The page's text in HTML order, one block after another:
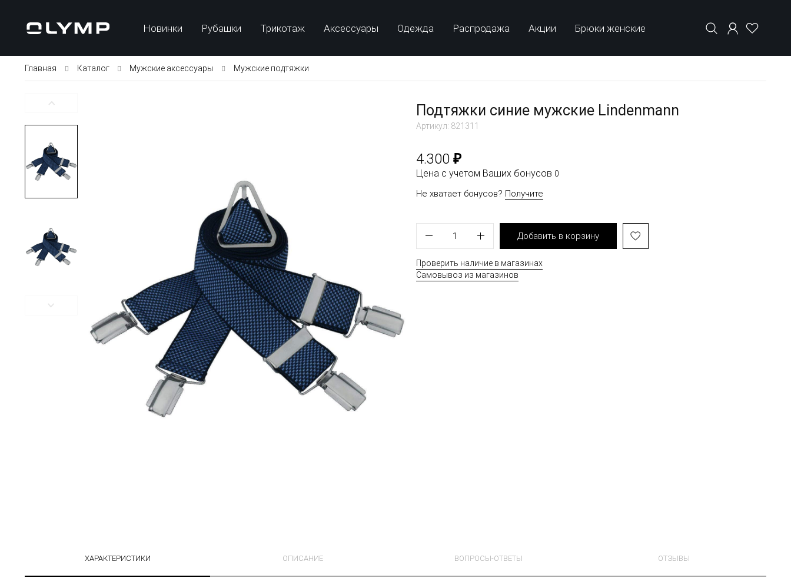
Новинки Рубашки Трикотаж Аксессуары Одежда Распродажа Акции Брюки женские
Главная Каталог Мужские аксессуары Мужские подтяжки
Подтяжки синие мужские Lindenmann
Артикул: 821311
4.300 ₽
Цена с учетом Ваших бонусов 0
Не хватает бонусов? Получите
1 Добавить в корзину
Проверить наличие в магазинах
Самовывоз из магазинов
ХАРАКТЕРИСТИКИ ОПИСАНИЕ ВОПРОСЫ-ОТВЕТЫ ОТЗЫВЫ